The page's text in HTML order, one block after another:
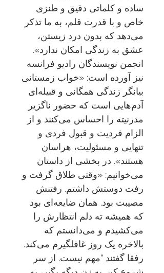
ساده و کلماتی دقیق و طنزی
خاص و با قدرت قلم، به ما تذکر
می‌دهد که بدون درد زیستن،
عشق به زندگی امکان ندارد».
انجمن نویسندگان رادیو فرانسه
نیز آورده است: «خواب زمستانی
بیانگر زندگی همگانی و قبیله‌ای
آدم‏‌هایی است که حضور ناگزیر
مدرنیته را احساس می‌‏کنند و از
الزام فردیت و قبول فردی و
تنهایی و مسئولیت، هراسان
هستند». در بخشی از داستان
می‌خوانیم: «وقتی طلاق گرفت و
رفت دوستش داشتم. رفتنش
مصیبت بود. همان ضایعه‌ای بود
که همیشه ته دلم انتظارش را
می‌کشیدم و می‌دانستم که
بالاخره یک روز غافلگیرم می‌کند.
رفقا گفتند "مهم نیست. از سر